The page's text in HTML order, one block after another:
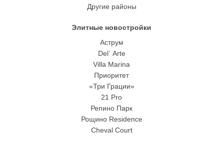
Другие районы
Элитные новостройки
Аструм
Del` Arte
Villa Marina
Приоритет
«Три Грации»
21 Pro
Репино Парк
Рощино Residence
Cheval Court